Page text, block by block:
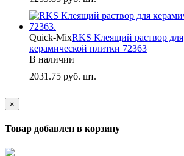
Quick-MixRKS Клеящий раствор для
керамической плитки 72363
В наличии
2031.75 руб. шт.
×
Товар добавлен в корзину